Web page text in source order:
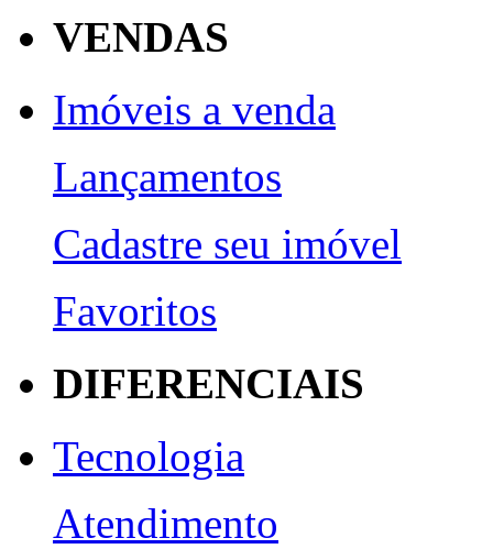
VENDAS
Imóveis a venda
Lançamentos
Cadastre seu imóvel
Favoritos
DIFERENCIAIS
Tecnologia
Atendimento